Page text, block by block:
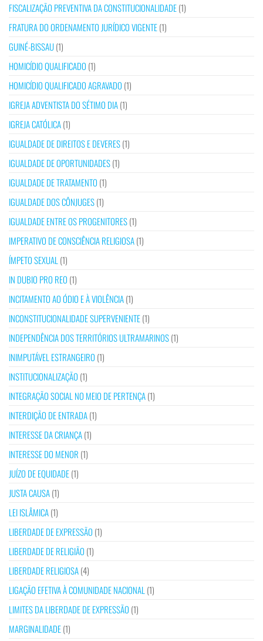
FISCALIZAÇÃO PREVENTIVA DA CONSTITUCIONALIDADE(1)
FRATURA DO ORDENAMENTO JURÍDICO VIGENTE(1)
GUINÉ-BISSAU(1)
HOMICÍDIO QUALIFICADO (1)
HOMICÍDIO QUALIFICADO AGRAVADO (1)
IGREJA ADVENTISTA DO SÉTIMO DIA(1)
IGREJA CATÓLICA(1)
IGUALDADE DE DIREITOS E DEVERES(1)
IGUALDADE DE OPORTUNIDADES(1)
IGUALDADE DE TRATAMENTO (1)
IGUALDADE DOS CÔNJUGES(1)
IGUALDADE ENTRE OS PROGENITORES(1)
IMPERATIVO DE CONSCIÊNCIA RELIGIOSA(1)
ÍMPETO SEXUAL (1)
IN DUBIO PRO REO (1)
INCITAMENTO AO ÓDIO E À VIOLÊNCIA(1)
INCONSTITUCIONALIDADE SUPERVENIENTE(1)
INDEPENDÊNCIA DOS TERRITÓRIOS ULTRAMARINOS(1)
INIMPUTÁVEL ESTRANGEIRO (1)
INSTITUCIONALIZAÇÃO (1)
INTEGRAÇÃO SOCIAL NO MEIO DE PERTENÇA(1)
INTERDIÇÃO DE ENTRADA(1)
INTERESSE DA CRIANÇA(1)
INTERESSE DO MENOR (1)
JUÍZO DE EQUIDADE(1)
JUSTA CAUSA(1)
LEI ISLÂMICA(1)
LIBERDADE DE EXPRESSÃO (1)
LIBERDADE DE RELIGIÃO (1)
LIBERDADE RELIGIOSA(4)
LIGAÇÃO EFETIVA À COMUNIDADE NACIONAL (1)
LIMITES DA LIBERDADE DE EXPRESSÃO (1)
MARGINALIDADE(1)